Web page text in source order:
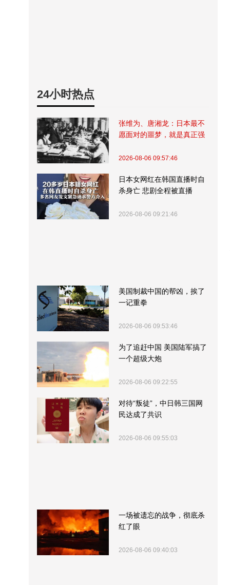
24小时热点
张维为、唐湘龙：日本最不
愿面对的噩梦，就是真正强
2026-08-06 09:57:46
日本女网红在韩国直播时自
杀身亡 悲剧全程被直播
2026-08-06 09:21:46
美国制裁中国的帮凶，挨了
一记重拳
2026-08-06 09:53:46
为了追赶中国 美国陆军搞了
一个超级大炮
2026-08-06 09:22:55
对待“叛徒”，中日韩三国网
民达成了共识
2026-08-06 09:55:03
一场被遗忘的战争，彻底杀
红了眼
2026-08-06 09:40:03